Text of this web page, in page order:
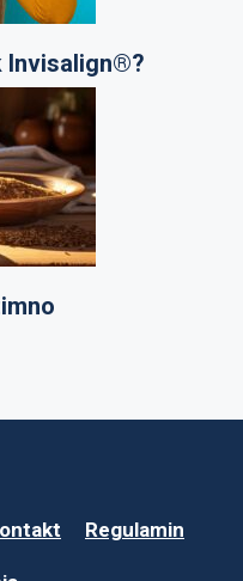
Invisalign®?
Regulamin